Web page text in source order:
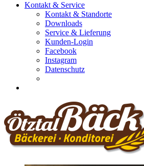
Kontakt & Service
Kontakt & Standorte
Downloads
Service & Lieferung
Kunden-Login
Facebook
Instagram
Datenschutz